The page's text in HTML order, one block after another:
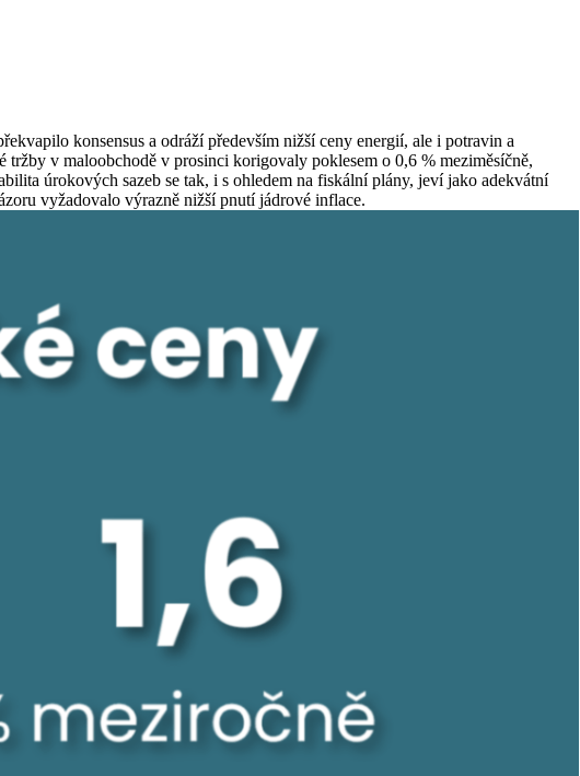
konsensus a odráží především nižší ceny energií, ale i potravin a
v maloobchodě v prosinci korigovaly poklesem o 0,6 % meziměsíčně,
úrokových sazeb se tak, i s ohledem na fiskální plány, jeví jako adekvátní
vyžadovalo výrazně nižší pnutí jádrové inflace.